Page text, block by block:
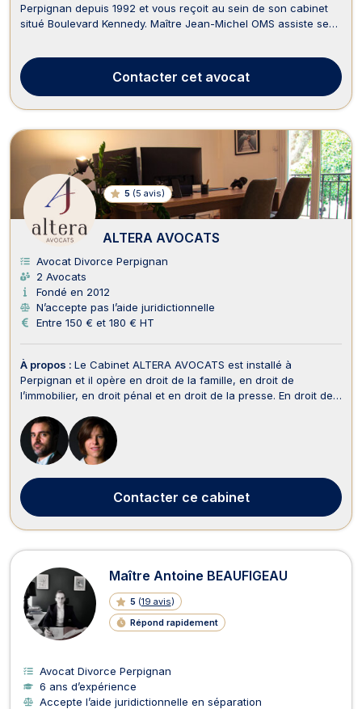
Perpignan depuis 1992 et vous reçoit au sein de son cabinet
situé Boulevard Kennedy. Maître Jean-Michel OMS assiste ses
droit, de constitution d'un PACS ou de sa ru...
Contacter cet avocat
5 (5 avis)
ALTERA AVOCATS
Avocat Divorce Perpignan
2 Avocats
Fondé en 2012
N’accepte pas l’aide juridictionnelle
Entre 150 € et 180 € HT
À propos : Le Cabinet ALTERA AVOCATS est installé à
Perpignan et il opère en droit de la famille, en droit de
l’immobilier, en droit pénal et en droit de la presse. En droit de
affaires relatives à la séparation, au divorce, à la pension
alimentaire, au droit de visite, à la ga...
Contacter ce cabinet
Maître Antoine BEAUFIGEAU
5 (19 avis)
Répond rapidement
Avocat Divorce Perpignan
6 ans d’expérience
Accepte l’aide juridictionnelle en séparation